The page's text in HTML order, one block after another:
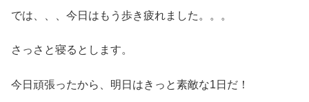
では、、、今日はもう歩き疲れました。。。
さっさと寝るとします。
今日頑張ったから、明日はきっと素敵な1日だ！